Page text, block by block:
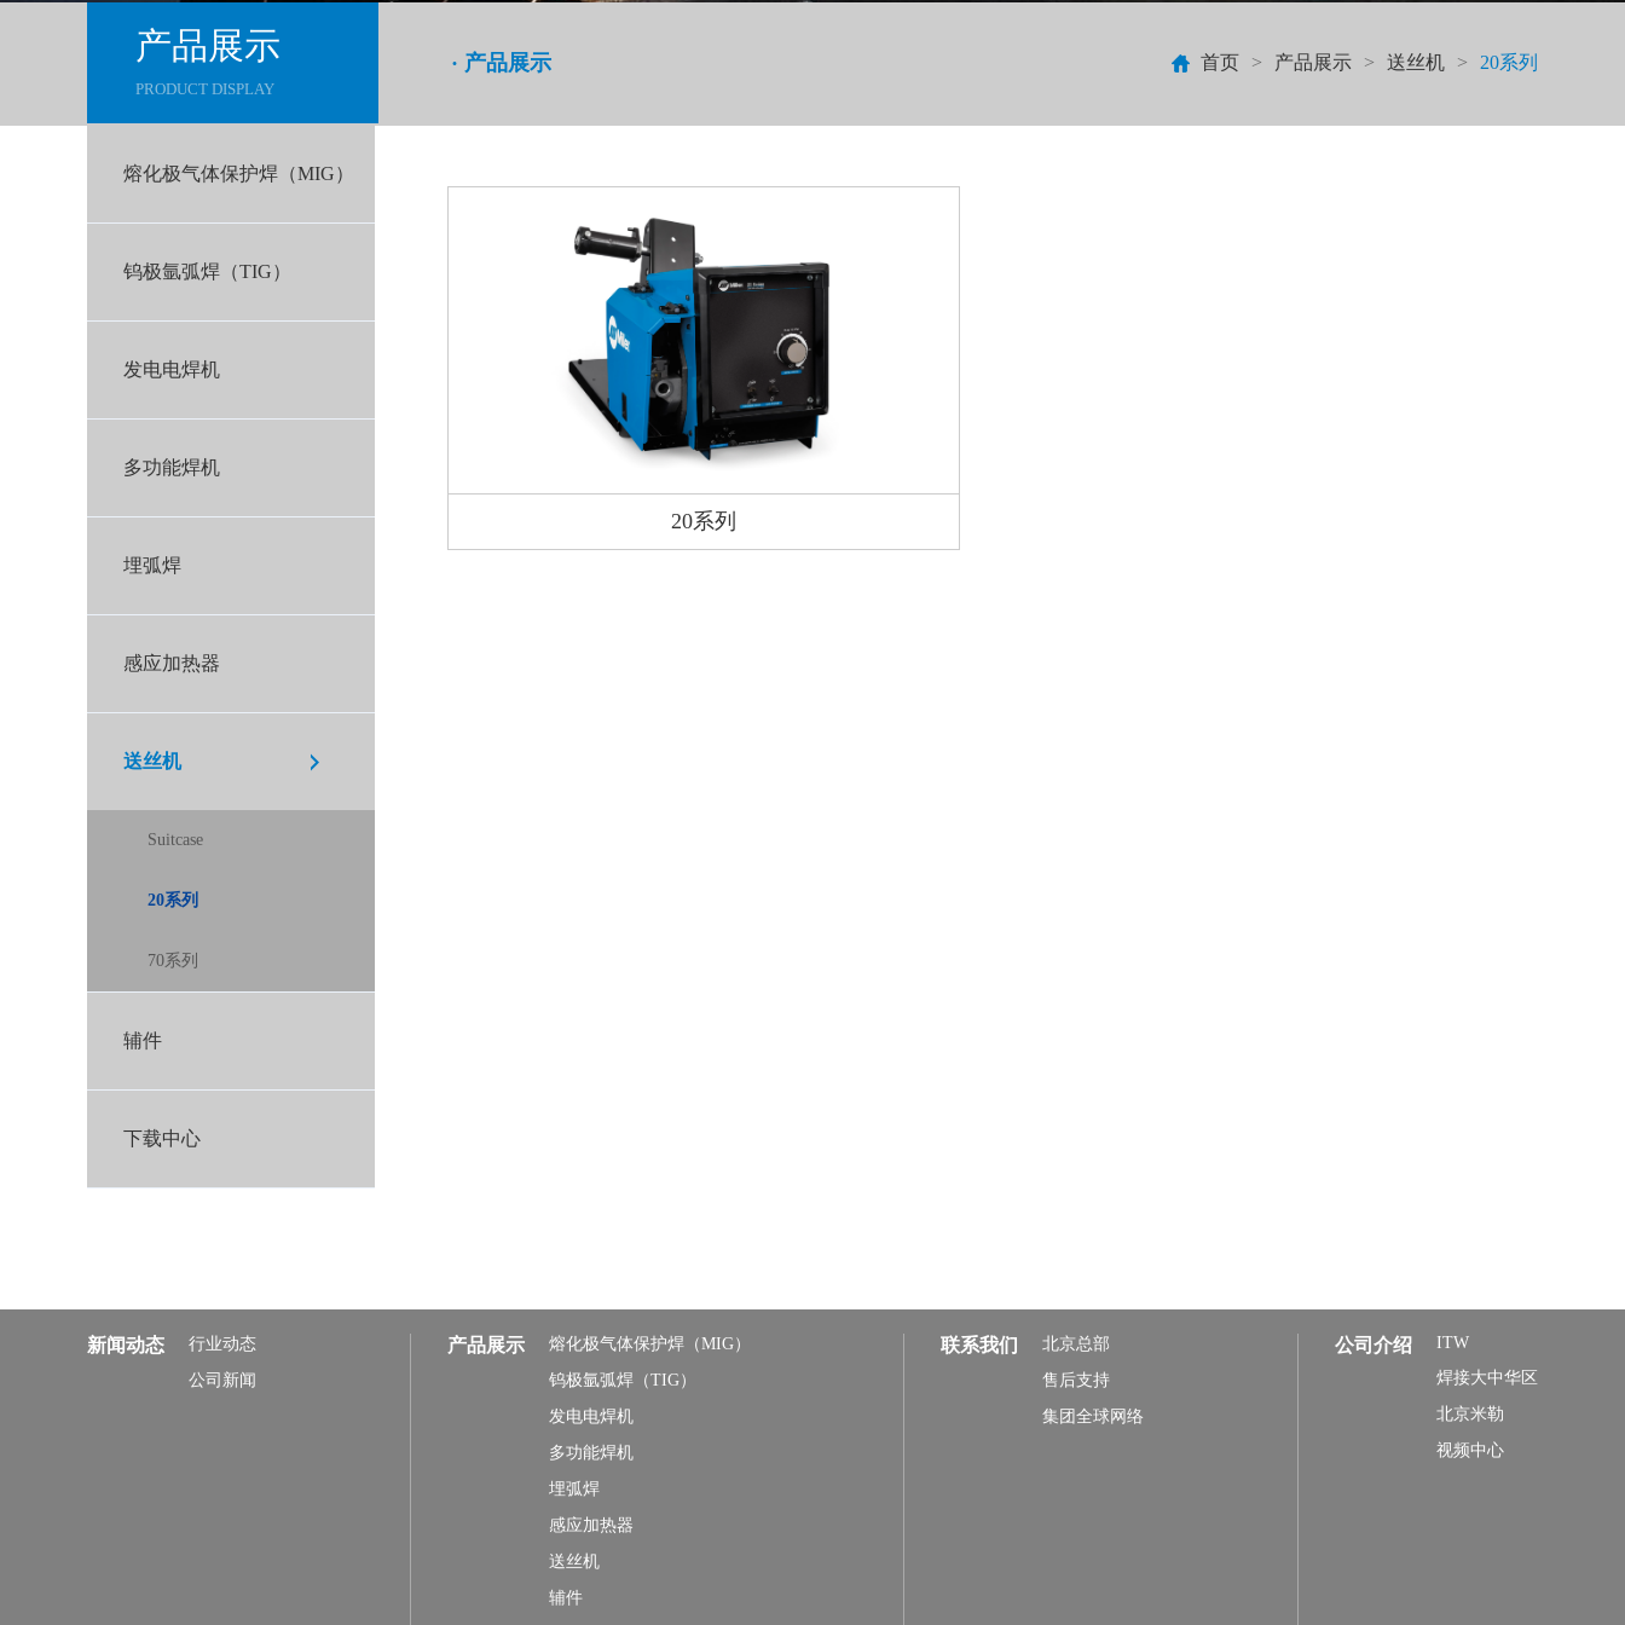
产品展示
PRODUCT DISPLAY
· 产品展示 首页 > 产品展示 > 送丝机 > 20系列
熔化极气体保护焊（MIG）
钨极氩弧焊（TIG）
发电电焊机
多功能焊机
埋弧焊
感应加热器
送丝机
Suitcase
20系列
70系列
辅件
下载中心
20系列
新闻动态
行业动态
公司新闻
产品展示
熔化极气体保护焊（MIG）
钨极氩弧焊（TIG）
发电电焊机
多功能焊机
埋弧焊
感应加热器
送丝机
辅件
联系我们
北京总部
售后支持
集团全球网络
公司介绍
ITW
焊接大中华区
北京米勒
视频中心